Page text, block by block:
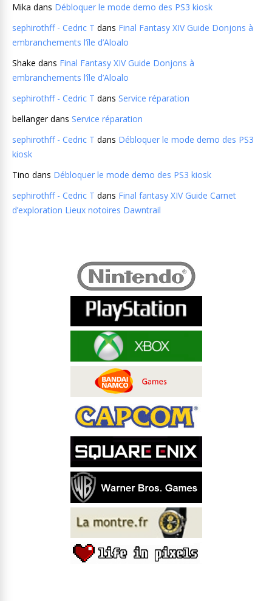
Mika dans Débloquer le mode demo des PS3 kiosk
sephirothff - Cedric T dans Final Fantasy XIV Guide Donjons à
embranchements l’île d’Aloalo
Shake dans Final Fantasy XIV Guide Donjons à
embranchements l’île d’Aloalo
sephirothff - Cedric T dans Service réparation
bellangerdans Service réparation
sephirothff - Cedric T dans Débloquer le mode demo des PS3
kiosk
Tino dans Débloquer le mode demo des PS3 kiosk
sephirothff - Cedric T dans Final fantasy XIV Guide Carnet
d’exploration Lieux notoires Dawntrail